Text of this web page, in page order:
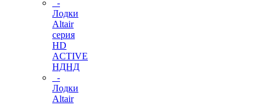
-
Лодки
Altair
серия
HD
ACTIVE
НДНД
-
Лодки
Altair